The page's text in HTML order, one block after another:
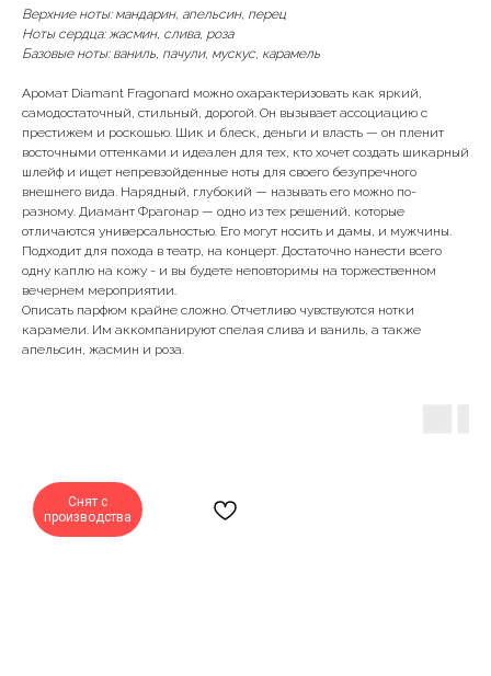
Верхние ноты: мандарин, апельсин, перец
Ноты сердца: жасмин, слива, роза
Базовые ноты: ваниль, пачули, мускус, карамель
Аромат Diamant Fragonard можно охарактеризовать как яркий,
самодостаточный, стильный, дорогой. Он вызывает ассоциацию с
престижем и роскошью. Шик и блеск, деньги и власть — он пленит
восточными оттенками и идеален для тех, кто хочет создать шикарный
шлейф и ищет непревзойденные ноты для своего безупречного
внешнего вида. Нарядный, глубокий — называть его можно по-
разному. Диамант Фрагонар — одно из тех решений, которые
отличаются универсальностью. Его могут носить и дамы, и мужчины.
Подходит для похода в театр, на концерт. Достаточно нанести всего
одну каплю на кожу - и вы будете неповторимы на торжественном
вечернем мероприятии.
Описать парфюм крайне сложно. Отчетливо чувствуются нотки
карамели. Им аккомпанируют спелая слива и ваниль, а также
апельсин, жасмин и роза.
Снят с
производства